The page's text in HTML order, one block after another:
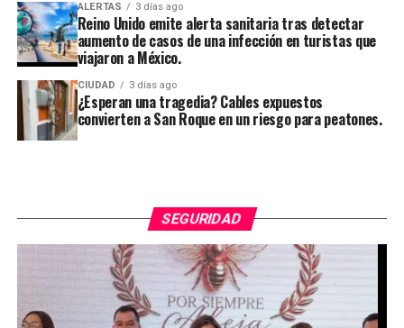
ALERTAS 3 días ago
Reino Unido emite alerta sanitaria tras detectar
aumento de casos de una infección en turistas que
viajaron a México.
CIUDAD 3 días ago
¿Esperan una tragedia? Cables expuestos
convierten a San Roque en un riesgo para peatones.
SEGURIDAD